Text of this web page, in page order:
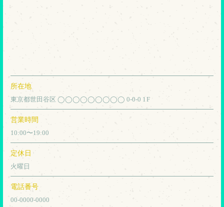
所在地
東京都世田谷区 ◯◯◯◯◯◯◯◯◯ 0-0-0 1F
営業時間
10:00〜19:00
定休日
火曜日
電話番号
00-0000-0000